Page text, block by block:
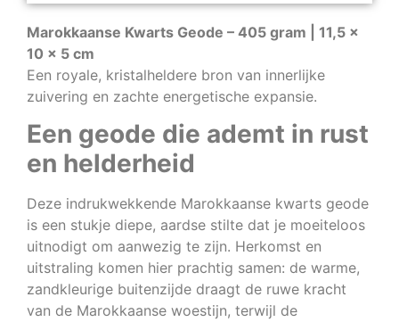
Marokkaanse Kwarts Geode – 405 gram | 11,5 x
10 x 5 cm
Een royale, kristalheldere bron van innerlijke
zuivering en zachte energetische expansie.
Een geode die ademt in rust
en helderheid
Deze indrukwekkende Marokkaanse kwarts geode
is een stukje diepe, aardse stilte dat je moeiteloos
uitnodigt om aanwezig te zijn. Herkomst en
uitstraling komen hier prachtig samen: de warme,
zandkleurige buitenzijde draagt de ruwe kracht
van de Marokkaanse woestijn, terwijl de